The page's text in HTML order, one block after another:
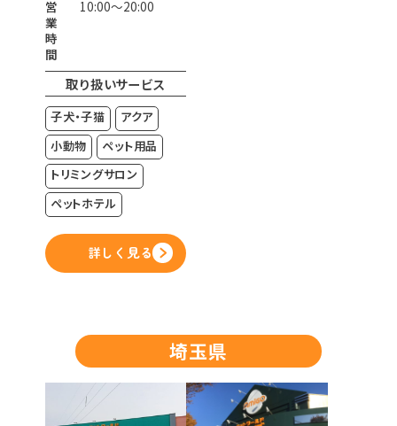
営
業
時
間
10:00～20:00
取り扱いサービス
子犬・子猫
アクア
小動物
ペット用品
トリミングサロン
ペットホテル
詳しく見る
埼玉県